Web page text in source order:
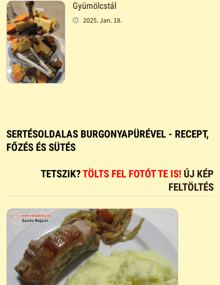
Gyümölcstál
2025. Jan. 18.
SERTÉSOLDALAS BURGONYAPÜRÉVEL - RECEPT,
FŐZÉS ÉS SÜTÉS
TETSZIK?TÖLTS FEL FOTÓT TE IS! ÚJ KÉP
FELTÖLTÉS